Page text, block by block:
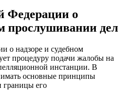
Федерации о
прослушивании дел
о надзоре и судебном
процедуру подачи жалобы на
инстанции. В
основные принципы
границы его